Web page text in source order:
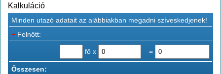
Kalkuláció
Minden utazó adatait az alábbiakban megadni szíveskedjenek!
+ Felnőtt:
fő x =
Összesen: